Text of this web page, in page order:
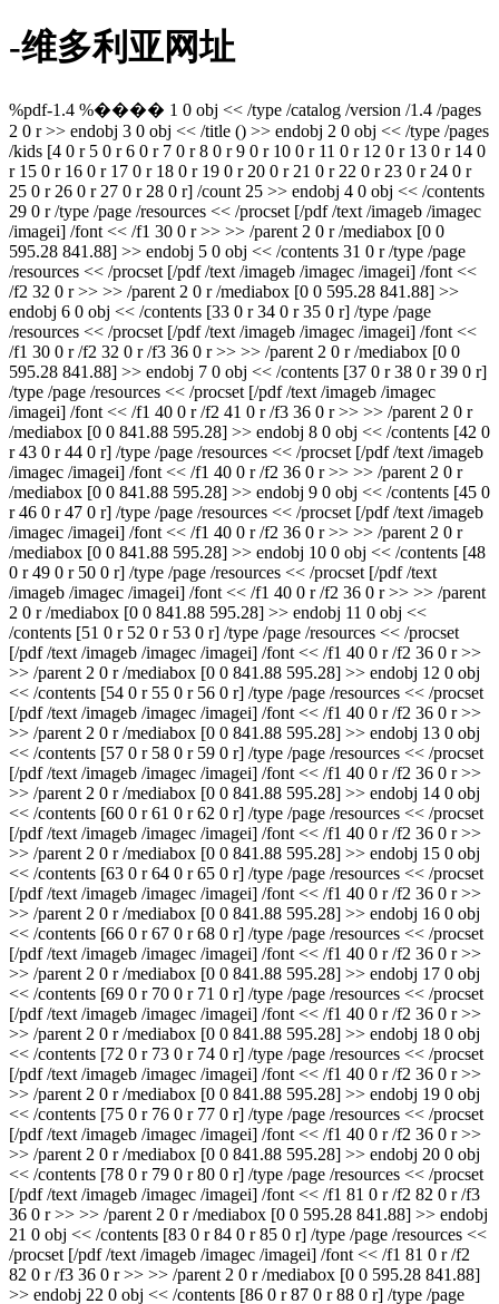
-维多利亚网址
%pdf-1.4 %���� 1 0 obj << /type /catalog /version /1.4 /pages
2 0 r >> endobj 3 0 obj << /title () >> endobj 2 0 obj << /type /pages
/kids [4 0 r 5 0 r 6 0 r 7 0 r 8 0 r 9 0 r 10 0 r 11 0 r 12 0 r 13 0 r 14 0
r 15 0 r 16 0 r 17 0 r 18 0 r 19 0 r 20 0 r 21 0 r 22 0 r 23 0 r 24 0 r
25 0 r 26 0 r 27 0 r 28 0 r] /count 25 >> endobj 4 0 obj << /contents
29 0 r /type /page /resources << /procset [/pdf /text /imageb /imagec
/imagei] /font << /f1 30 0 r >> >> /parent 2 0 r /mediabox [0 0
595.28 841.88] >> endobj 5 0 obj << /contents 31 0 r /type /page
/resources << /procset [/pdf /text /imageb /imagec /imagei] /font <<
/f2 32 0 r >> >> /parent 2 0 r /mediabox [0 0 595.28 841.88] >>
endobj 6 0 obj << /contents [33 0 r 34 0 r 35 0 r] /type /page
/resources << /procset [/pdf /text /imageb /imagec /imagei] /font <<
/f1 30 0 r /f2 32 0 r /f3 36 0 r >> >> /parent 2 0 r /mediabox [0 0
595.28 841.88] >> endobj 7 0 obj << /contents [37 0 r 38 0 r 39 0 r]
/type /page /resources << /procset [/pdf /text /imageb /imagec
/imagei] /font << /f1 40 0 r /f2 41 0 r /f3 36 0 r >> >> /parent 2 0 r
/mediabox [0 0 841.88 595.28] >> endobj 8 0 obj << /contents [42 0
r 43 0 r 44 0 r] /type /page /resources << /procset [/pdf /text /imageb
/imagec /imagei] /font << /f1 40 0 r /f2 36 0 r >> >> /parent 2 0 r
/mediabox [0 0 841.88 595.28] >> endobj 9 0 obj << /contents [45 0
r 46 0 r 47 0 r] /type /page /resources << /procset [/pdf /text /imageb
/imagec /imagei] /font << /f1 40 0 r /f2 36 0 r >> >> /parent 2 0 r
/mediabox [0 0 841.88 595.28] >> endobj 10 0 obj << /contents [48
0 r 49 0 r 50 0 r] /type /page /resources << /procset [/pdf /text
/imageb /imagec /imagei] /font << /f1 40 0 r /f2 36 0 r >> >> /parent
2 0 r /mediabox [0 0 841.88 595.28] >> endobj 11 0 obj <<
/contents [51 0 r 52 0 r 53 0 r] /type /page /resources << /procset
[/pdf /text /imageb /imagec /imagei] /font << /f1 40 0 r /f2 36 0 r >>
>> /parent 2 0 r /mediabox [0 0 841.88 595.28] >> endobj 12 0 obj
<< /contents [54 0 r 55 0 r 56 0 r] /type /page /resources << /procset
[/pdf /text /imageb /imagec /imagei] /font << /f1 40 0 r /f2 36 0 r >>
>> /parent 2 0 r /mediabox [0 0 841.88 595.28] >> endobj 13 0 obj
<< /contents [57 0 r 58 0 r 59 0 r] /type /page /resources << /procset
[/pdf /text /imageb /imagec /imagei] /font << /f1 40 0 r /f2 36 0 r >>
>> /parent 2 0 r /mediabox [0 0 841.88 595.28] >> endobj 14 0 obj
<< /contents [60 0 r 61 0 r 62 0 r] /type /page /resources << /procset
[/pdf /text /imageb /imagec /imagei] /font << /f1 40 0 r /f2 36 0 r >>
>> /parent 2 0 r /mediabox [0 0 841.88 595.28] >> endobj 15 0 obj
<< /contents [63 0 r 64 0 r 65 0 r] /type /page /resources << /procset
[/pdf /text /imageb /imagec /imagei] /font << /f1 40 0 r /f2 36 0 r >>
>> /parent 2 0 r /mediabox [0 0 841.88 595.28] >> endobj 16 0 obj
<< /contents [66 0 r 67 0 r 68 0 r] /type /page /resources << /procset
[/pdf /text /imageb /imagec /imagei] /font << /f1 40 0 r /f2 36 0 r >>
>> /parent 2 0 r /mediabox [0 0 841.88 595.28] >> endobj 17 0 obj
<< /contents [69 0 r 70 0 r 71 0 r] /type /page /resources << /procset
[/pdf /text /imageb /imagec /imagei] /font << /f1 40 0 r /f2 36 0 r >>
>> /parent 2 0 r /mediabox [0 0 841.88 595.28] >> endobj 18 0 obj
<< /contents [72 0 r 73 0 r 74 0 r] /type /page /resources << /procset
[/pdf /text /imageb /imagec /imagei] /font << /f1 40 0 r /f2 36 0 r >>
>> /parent 2 0 r /mediabox [0 0 841.88 595.28] >> endobj 19 0 obj
<< /contents [75 0 r 76 0 r 77 0 r] /type /page /resources << /procset
[/pdf /text /imageb /imagec /imagei] /font << /f1 40 0 r /f2 36 0 r >>
>> /parent 2 0 r /mediabox [0 0 841.88 595.28] >> endobj 20 0 obj
<< /contents [78 0 r 79 0 r 80 0 r] /type /page /resources << /procset
[/pdf /text /imageb /imagec /imagei] /font << /f1 81 0 r /f2 82 0 r /f3
36 0 r >> >> /parent 2 0 r /mediabox [0 0 595.28 841.88] >> endobj
21 0 obj << /contents [83 0 r 84 0 r 85 0 r] /type /page /resources <<
/procset [/pdf /text /imageb /imagec /imagei] /font << /f1 81 0 r /f2
82 0 r /f3 36 0 r >> >> /parent 2 0 r /mediabox [0 0 595.28 841.88]
>> endobj 22 0 obj << /contents [86 0 r 87 0 r 88 0 r] /type /page